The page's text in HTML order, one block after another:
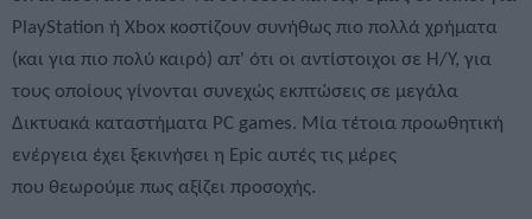
PlayStation ή Xbox κοστίζουν συνήθως πιο πολλά χρήματα
(και για πιο πολύ καιρό) απ' ότι οι αντίστοιχοι σε Η/Υ, για
τους οποίους γίνονται συνεχώς εκπτώσεις σε μεγάλα
Δικτυακά καταστήματα PC games. Μία τέτοια προωθητική
ενέργεια έχει ξεκινήσει η Epic αυτές τις μέρες
που θεωρούμε πως αξίζει προσοχής.